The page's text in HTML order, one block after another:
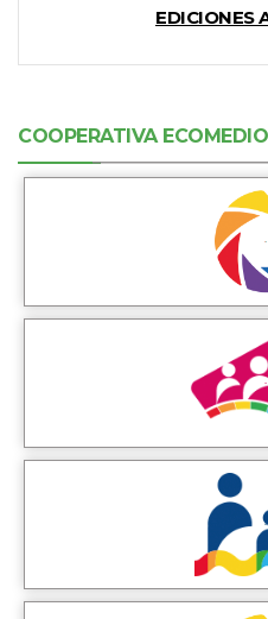
EDICIONES
COOPERATIVA